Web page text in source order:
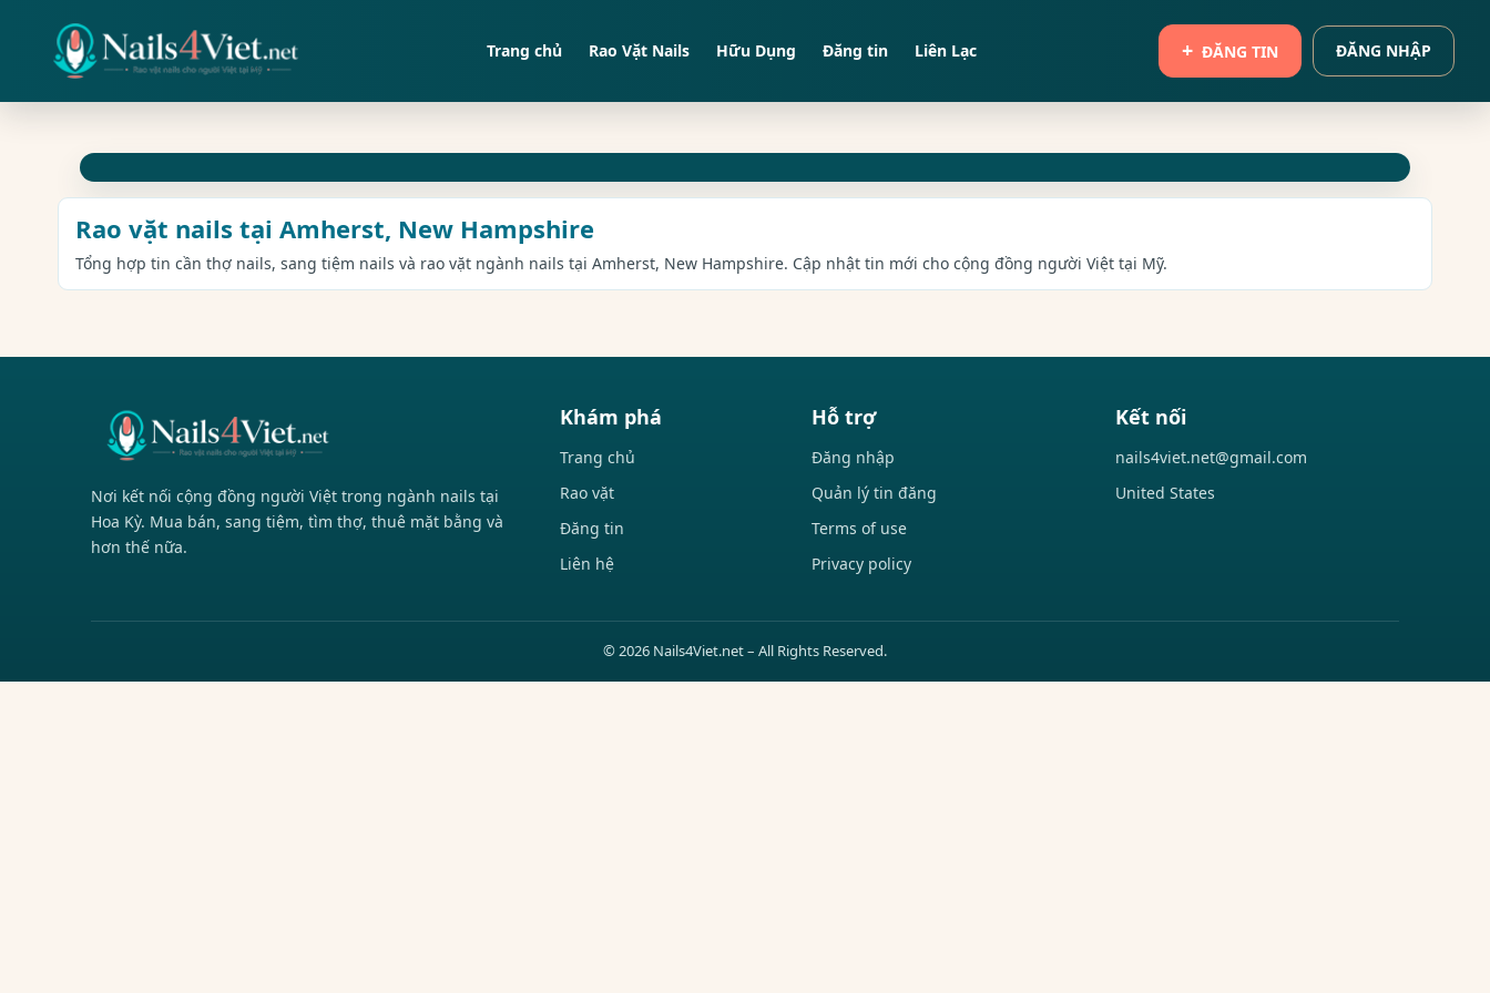
Trang chủ Rao Vặt Nails Hữu Dụng Đăng tin Liên Lạc ĐĂNG TIN ĐĂNG NHẬP
Rao vặt nails tại Amherst, New Hampshire
Tổng hợp tin cần thợ nails, sang tiệm nails và rao vặt ngành nails tại Amherst, New Hampshire. Cập nhật tin mới cho cộng đồng người Việt tại Mỹ.
Nơi kết nối cộng đồng người Việt trong ngành nails tại
Hoa Kỳ. Mua bán, sang tiệm, tìm thợ, thuê mặt bằng và
hơn thế nữa.
Khám phá
Trang chủ
Rao vặt
Đăng tin
Liên hệ
Hỗ trợ
Đăng nhập
Quản lý tin đăng
Terms of use
Privacy policy
Kết nối
nails4viet.net@gmail.com
United States
© 2026 Nails4Viet.net – All Rights Reserved.